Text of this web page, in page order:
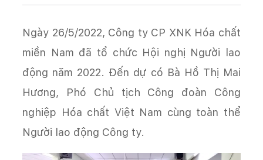
Ngày 26/5/2022, Công ty CP XNK Hóa chất
miền Nam đã tổ chức Hội nghị Người lao
động năm 2022. Đến dự có Bà Hồ Thị Mai
Hương, Phó Chủ tịch Công đoàn Công
nghiệp Hóa chất Việt Nam cùng toàn thể
Người lao động Công ty.